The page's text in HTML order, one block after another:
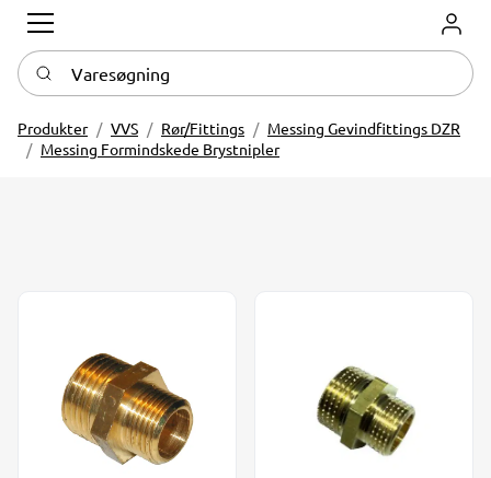
Log
Varesøgning
Produkter VVS Rør/Fittings
Messing Gevindfittings DZR
Messing Formindskede Brystnipler